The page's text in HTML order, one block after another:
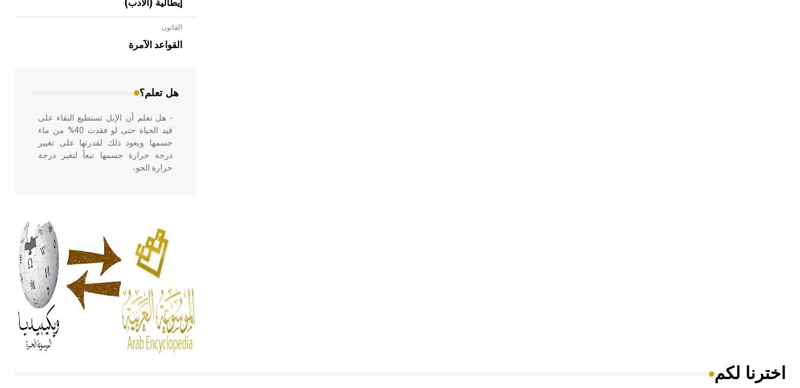
إيطالية (الأدب)
القانون
القواعد الآمرة
هل تعلم؟
- هل تعلم أن الأبلق نوع من الفنون
الهندسية التي ارتبطت بالعمارة الإسلامية
في بلاد الشام ومصر خاصة، حيث يحرص
- هل تعلم أن الإبل تستطيع البقاء على
قيد الحياة حتى لو فقدت 40% من ماء
جسمها ويعود ذلك لقدرتها على تغيير
درجة حرارة جسمها تبعاً لتغير درجة
حرارة الجو،
أربعة مؤلفات هي: الحكم، الأدلة، تنظيم
التغذية، ورسالته في جروح الرأس.
ويعود له الفضل بأنه حرر الطب من
الدين والفلسفة.
- هل تعلم أن المرجان إفراز حيواني
يتكون في البحر ويتركب من مادة
كربونات الكلسيوم، وهو أحمر أو شديد
الحمرة وهو أجود أنواعه، ويمتاز بكبر
الحجم ويسمى الش
اخترنا لكم